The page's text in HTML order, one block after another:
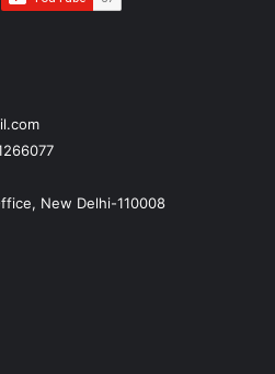
New Delhi-110008